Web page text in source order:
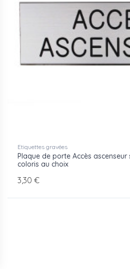
Etiquettes gravées
Plaque de porte Accès ascenseur
coloris au choix
3,30 €